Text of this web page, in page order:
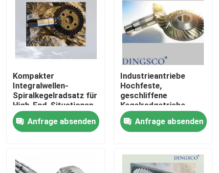
Zu Hause
Produkte
Kompakter
Integralwellen-
Spiralkegelradsatz für
High-End-Situationen
Anfrage absenden
Industrieantriebe
Hochfeste,
geschliffene
Kegelradgetriebe
Herstellung
Anfrage absenden